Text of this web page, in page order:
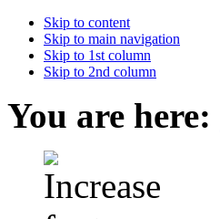
Skip to content
Skip to main navigation
Skip to 1st column
Skip to 2nd column
You are here: